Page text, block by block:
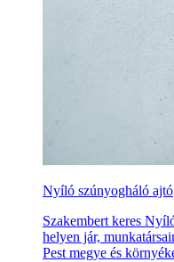
Nyíló szúnyogháló ajtó
Szakembert keres
helyen jár,
Pest megye és